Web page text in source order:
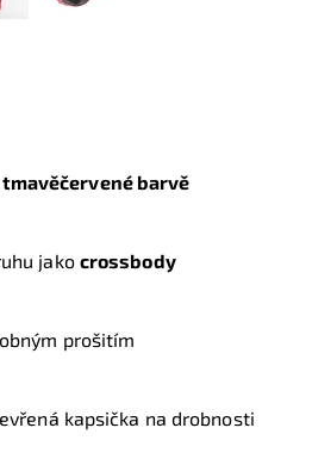
barvě
jako crossbody
prošitím
kapsička na drobnosti